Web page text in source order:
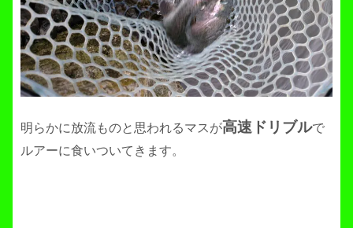
明らかに放流ものと思われるマスが高速ドリブルで
ルアーに食いついてきます。